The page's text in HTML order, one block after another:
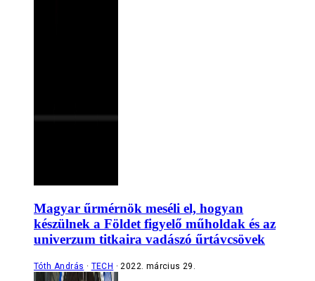
Magyar űrmérnök meséli el, hogyan
készülnek a Földet figyelő műholdak és az
univerzum titkaira vadászó űrtávcsövek
Tóth András TECH 2022. március 29.